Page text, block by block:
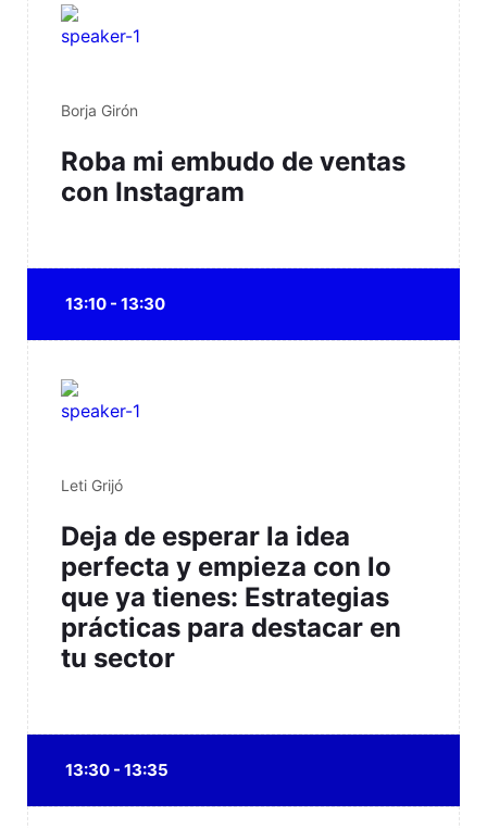
Borja Girón
Roba mi embudo de ventas
con Instagram
13:10 - 13:30
Leti Grijó
Deja de esperar la idea
perfecta y empieza con lo
que ya tienes: Estrategias
prácticas para destacar en
tu sector
13:30 - 13:35